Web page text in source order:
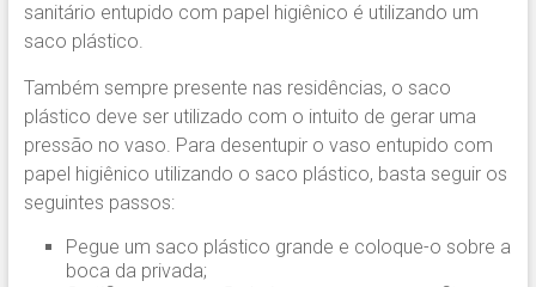
sanitário entupido com papel higiênico é utilizando um
saco plástico.
Também sempre presente nas residências, o saco
plástico deve ser utilizado com o intuito de gerar uma
pressão no vaso. Para desentupir o vaso entupido com
papel higiênico utilizando o saco plástico, basta seguir os
seguintes passos:
Pegue um saco plástico grande e coloque-o sobre a
boca da privada;